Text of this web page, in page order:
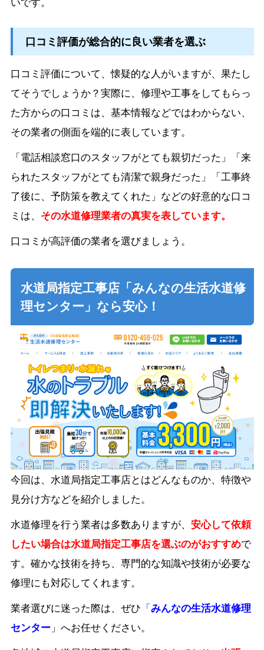
口コミ評価が総合的に良い業者を選ぶ
口コミ評価について、懐疑的な人がいますが、果たし
てそうでしょうか？実際に、修理や工事をしてもらっ
た方からの口コミは、基本情報などではわからない、
その業者の側面を端的に表しています。
「電話相談窓口のスタッフがとても親切だった」「来
られたスタッフがとても清潔で親身だった」「工事終
了後に、予防策を教えてくれた」などの好意的な口コ
ミは、 その水道修理業者の真実を表しています。
口コミが高評価の業者を選びましょう。
水道局指定工事店「みんなの生活水道修
理センター」なら安心！
今回は、水道局指定工事店とはどんなものか、特徴や
見分け方などを紹介しました。
水道修理を行う業者は多数ありますが、 安心して依頼
したい場合は水道局指定工事店を選ぶのがおすすめで
す。確かな技術を持ち、専門的な知識や技術が必要な
修理にも対応してくれます。
業者選びに迷った際は、ぜひ 「みんなの生活水道修理
センター」へお任せください。